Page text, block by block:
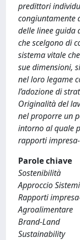
predittori
congiuntamente
delle linee guida
che scelgono di
sistema vitale
sue dimensioni,
nel loro legame
l’adozione di
Originalità del
nel proporre un
intorno al quale
rapporti
Parole chiave
Sostenibilità
Approccio
Rapporti
Agroalimentare
Brand-Land
Sustainability